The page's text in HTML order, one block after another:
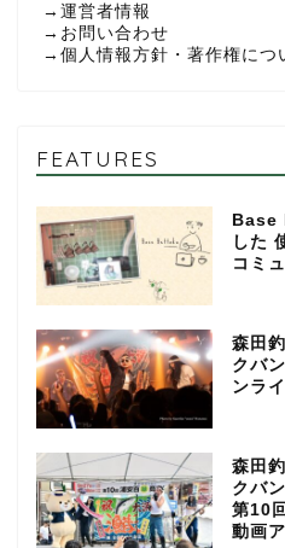
→ 運営者情報
→ お問い合わせ
→ 個人情報方針・著作権につ
FEATURES
Base
した
コミ
森田
クバ
ンラ
森田
クバ
第10
動画ア